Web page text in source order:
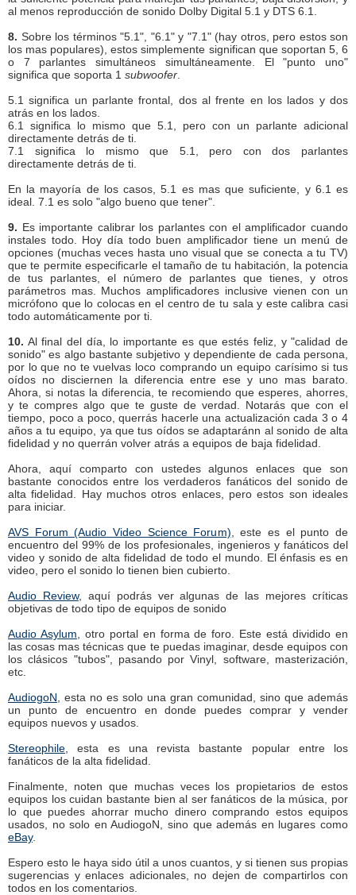
al menos reproducción de sonido Dolby Digital 5.1 y DTS 6.1.
8. Sobre los términos "5.1", "6.1" y "7.1" (hay otros, pero estos son
los mas populares), estos simplemente significan que soportan 5, 6
o 7 parlantes simultáneos simultáneamente. El "punto uno"
significa que soporta 1 subwoofer
5.1 significa un parlante frontal, dos al frente en los lados y dos
atrás en los lados.
6.1 significa lo mismo que 5.1, pero con un parlante adicional
directamente detrás de ti.
7.1 significa lo mismo que 5.1, pero con dos parlantes
directamente detrás de ti.
En la mayoría de los casos, 5.1 es mas que suficiente, y 6.1 es
ideal. 7.1 es solo "algo bueno que tener".
9. Es importante calibrar los parlantes con el amplificador cuando
instales todo. Hoy día todo buen amplificador tiene un menú de
opciones (muchas veces hasta uno visual que se conecta a tu TV)
que te permite especificarle el tamaño de tu habitación, la potencia
de tus parlantes, el número de parlantes que tienes, y otros
parámetros mas. Muchos amplificadores inclusive vienen con un
micrófono que lo colocas en el centro de tu sala y este calibra casi
todo automáticamente por ti.
10. Al final del día, lo importante es que estés feliz, y "calidad de
sonido" es algo bastante subjetivo y dependiente de cada persona,
por lo que no te vuelvas loco comprando un equipo carísimo si tus
oídos no disciernen la diferencia entre ese y uno mas barato.
Ahora, si notas la diferencia, te recomiendo que esperes, ahorres,
y te compres algo que te guste de verdad. Notarás que con el
tiempo, poco a poco, querrás hacerle una actualización cada 3 o 4
años a tu equipo, ya que tus oídos se adaptaránn al sonido de alta
fidelidad y no querrán volver atrás a equipos de baja fidelidad.
Ahora, aquí comparto con ustedes algunos enlaces que son
bastante conocidos entre los verdaderos fanáticos del sonido de
alta fidelidad. Hay muchos otros enlaces, pero estos son ideales
para iniciar.
AVS Forum (Audio Video Science Forum) , este es el punto de
encuentro del 99% de los profesionales, ingenieros y fanáticos del
video y sonido de alta fidelidad de todo el mundo. El énfasis es en
video, pero el sonido lo tienen bien cubierto.
Audio Review, aquí podrás ver algunas de las mejores críticas
objetivas de todo tipo de equipos de sonido
Audio Asylum , otro portal en forma de foro. Este está dividido en
las cosas mas técnicas que te puedas imaginar, desde equipos con
los clásicos "tubos", pasando por Vinyl, software, masterización,
etc.
AudiogoN , esta no es solo una gran comunidad, sino que además
un punto de encuentro en donde puedes comprar y vender
equipos nuevos y usados.
Stereophile , esta es una revista bastante popular entre los
fanáticos de la alta fidelidad.
Finalmente, noten que muchas veces los propietarios de estos
equipos los cuidan bastante bien al ser fanáticos de la música, por
lo que puedes ahorrar mucho dinero comprando estos equipos
usados, no solo en AudiogoN, sino que además en lugares como
eBay.
Espero esto le haya sido útil a unos cuantos, y si tienen sus propias
sugerencias y enlaces adicionales, no dejen de compartirlos con
todos en los comentarios.